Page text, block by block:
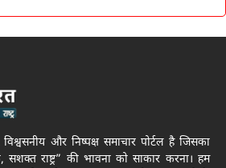
और निष्पक्ष समाचार पोर्टल है जिसका
राष्ट्र” की भावना को साकार करना। हम